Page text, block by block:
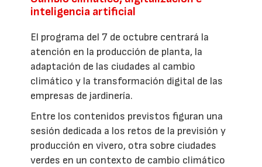
inteligencia artificial
El programa del 7 de octubre centrará la
atención en la producción de planta, la
adaptación de las ciudades al cambio
climático y la transformación digital de las
empresas de jardinería.
Entre los contenidos previstos figuran una
sesión dedicada a los retos de la previsión y
producción en vivero, otra sobre ciudades
verdes en un contexto de cambio climático